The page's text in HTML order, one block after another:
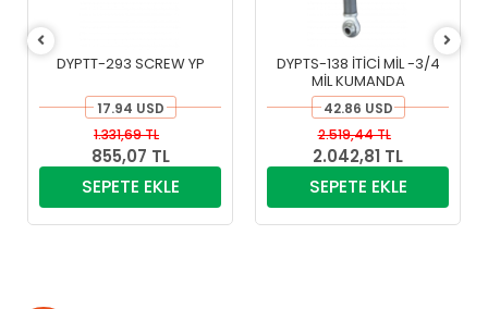
DYPTT-293 SCREW YP
17.94 USD
855,07 TL
1.331,69 TL
SEPETE EKLE
DYPTS-138 İTİCİ MİL -3/4
MİL KUMANDA
42.86 USD
2.042,81 TL
2.519,44 TL
SEPETE EKLE